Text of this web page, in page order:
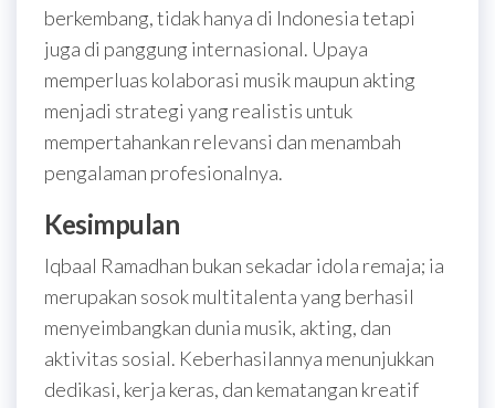
berkembang, tidak hanya di Indonesia tetapi
juga di panggung internasional. Upaya
memperluas kolaborasi musik maupun akting
menjadi strategi yang realistis untuk
mempertahankan relevansi dan menambah
pengalaman profesionalnya.
Kesimpulan
Iqbaal Ramadhan bukan sekadar idola remaja; ia
merupakan sosok multitalenta yang berhasil
menyeimbangkan dunia musik, akting, dan
aktivitas sosial. Keberhasilannya menunjukkan
dedikasi, kerja keras, dan kematangan kreatif